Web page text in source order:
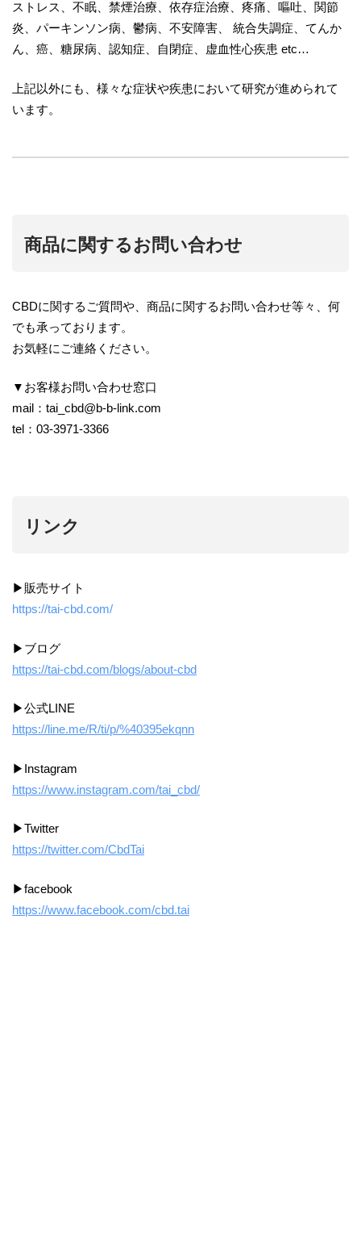
ストレス、不眠、禁煙治療、依存症治療、疼痛、嘔吐、関節
炎、パーキンソン病、鬱病、不安障害、 統合失調症、てんか
ん、癌、糖尿病、認知症、自閉症、虚血性心疾患 etc…
上記以外にも、様々な症状や疾患において研究が進められて
います。
商品に関するお問い合わせ
CBDに関するご質問や、商品に関するお問い合わせ等々、何
でも承っております。
お気軽にご連絡ください。
▼お客様お問い合わせ窓口
mail： tai_cbd@b-b-link.com
tel：03-3971-3366
リンク
▶販売サイト
https://tai-cbd.com/
▶ブログ
https://tai-cbd.com/blogs/about-cbd
▶公式LINE
https://line.me/R/ti/p/%40395ekqnn
▶Instagram
https://www.instagram.com/tai_cbd/
▶Twitter
https://twitter.com/CbdTai
▶facebook
https://www.facebook.com/cbd.tai